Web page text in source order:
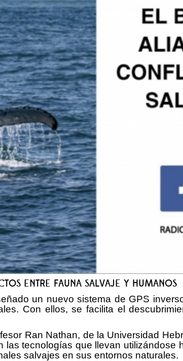
ENTRE FAUNA SALVAJE Y HUMANOS
un nuevo sistema de GPS
Con ellos, se facilita el
Ran Nathan, de la Universidad
tecnologías que llevan utilizándose
salvajes en sus entornos naturales.